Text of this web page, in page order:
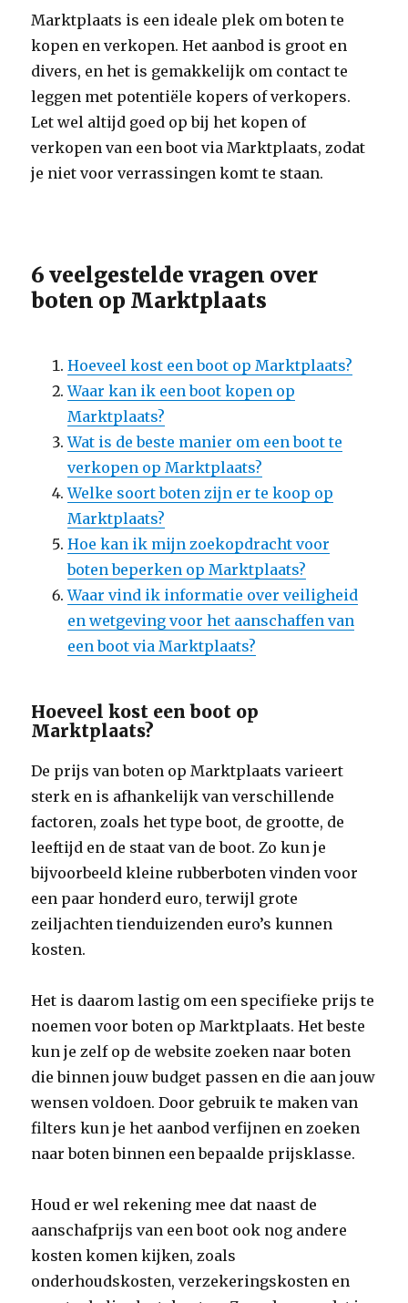
Marktplaats is een ideale plek om boten te
kopen en verkopen. Het aanbod is groot en
divers, en het is gemakkelijk om contact te
leggen met potentiële kopers of verkopers.
Let wel altijd goed op bij het kopen of
verkopen van een boot via Marktplaats, zodat
je niet voor verrassingen komt te staan.
6 veelgestelde vragen over
boten op Marktplaats
Hoeveel kost een boot op Marktplaats?
Waar kan ik een boot kopen op
Marktplaats?
Wat is de beste manier om een boot te
verkopen op Marktplaats?
Welke soort boten zijn er te koop op
Marktplaats?
Hoe kan ik mijn zoekopdracht voor
boten beperken op Marktplaats?
Waar vind ik informatie over veiligheid
en wetgeving voor het aanschaffen van
een boot via Marktplaats?
Hoeveel kost een boot op
Marktplaats?
De prijs van boten op Marktplaats varieert
sterk en is afhankelijk van verschillende
factoren, zoals het type boot, de grootte, de
leeftijd en de staat van de boot. Zo kun je
bijvoorbeeld kleine rubberboten vinden voor
een paar honderd euro, terwijl grote
zeiljachten tienduizenden euro’s kunnen
kosten.
Het is daarom lastig om een specifieke prijs te
noemen voor boten op Marktplaats. Het beste
kun je zelf op de website zoeken naar boten
die binnen jouw budget passen en die aan jouw
wensen voldoen. Door gebruik te maken van
filters kun je het aanbod verfijnen en zoeken
naar boten binnen een bepaalde prijsklasse.
Houd er wel rekening mee dat naast de
aanschafprijs van een boot ook nog andere
kosten komen kijken, zoals
onderhoudskosten, verzekeringskosten en